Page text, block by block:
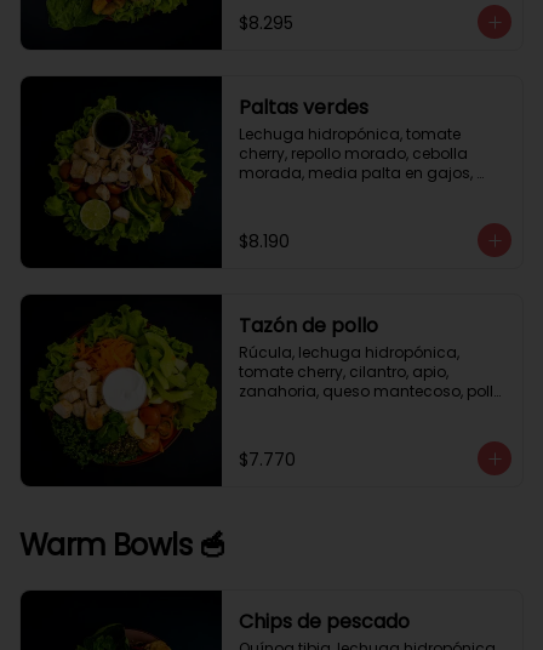
$8.295
Paltas verdes
Lechuga hidropónica, tomate
cherry, repollo morado, cebolla
morada, media palta en gajos,
$8.190
Tazón de pollo
Rúcula, lechuga hidropónica,
tomate cherry, cilantro, apio,
zanahoria, queso mantecoso, pollo
$7.770
Warm Bowls 🥣
Chips de pescado